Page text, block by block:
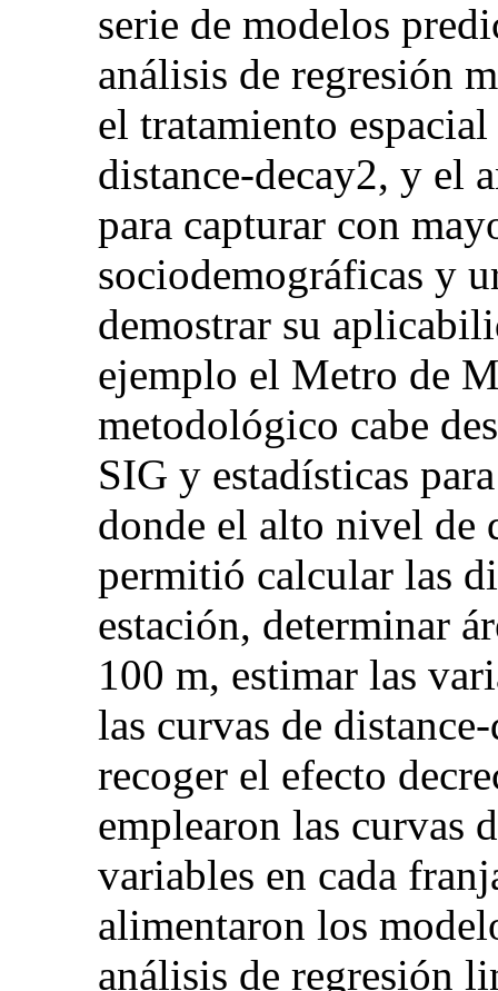
serie de modelos
análisis de regresión
el tratamiento
distance-decay2, y el
para capturar con
sociodemográficas y
demostrar su
ejemplo el Metro de
metodológico cabe
SIG y estadísticas
donde el alto nivel de
permitió calcular las
estación, determinar
100 m, estimar las
las curvas de
recoger el efecto
emplearon las curvas
variables en cada
alimentaron los
análisis de regresión